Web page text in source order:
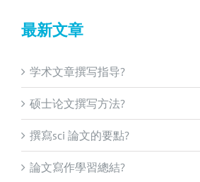
最新文章
学术文章撰写指导?
硕士论文撰写方法?
撰寫sci 論文的要點?
論文寫作學習總結?